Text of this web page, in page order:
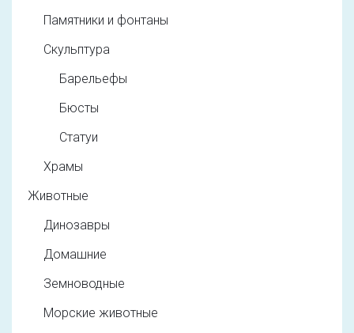
Памятники и фонтаны
Скульптура
Барельефы
Бюсты
Статуи
Храмы
Животные
Динозавры
Домашние
Земноводные
Морские животные